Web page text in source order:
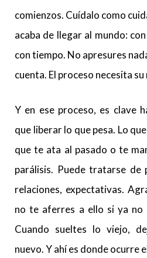
comienzos. Cuídalo como
acaba de llegar al mundo:
con tiempo. No apresures
cuenta. El proceso necesita
Y en ese proceso, es clave
que liberar lo que pesa. Lo
que te ata al pasado o te
parálisis. Puede tratarse de
relaciones, expectativas.
no te aferres a ello si ya no
Cuando sueltes lo viejo,
nuevo. Y ahí es donde ocurre